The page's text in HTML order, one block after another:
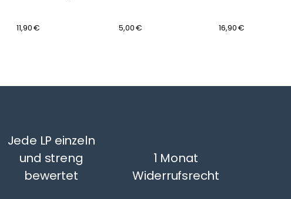
11,90 € 5,00 € 16,90 €
Jede LP einzeln
und streng
bewertet
1 Monat
Widerrufsrecht